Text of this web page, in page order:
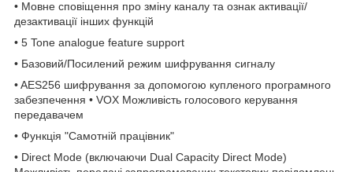
• Мовне сповіщення про зміну каналу та ознак активації/
дезактивації інших функцій
• 5 Tone analogue feature support
• Базовий/Посилений режим шифрування сигналу
• AES256 шифрування за допомогою купленого програмного
забезпечення • VOX Можливість голосового керування
передавачем
• Функція "Самотній працівник"
• Direct Mode (включаючи Dual Capacity Direct Mode)